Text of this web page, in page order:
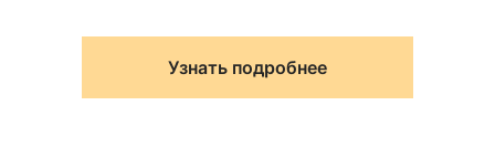
Узнать подробнее